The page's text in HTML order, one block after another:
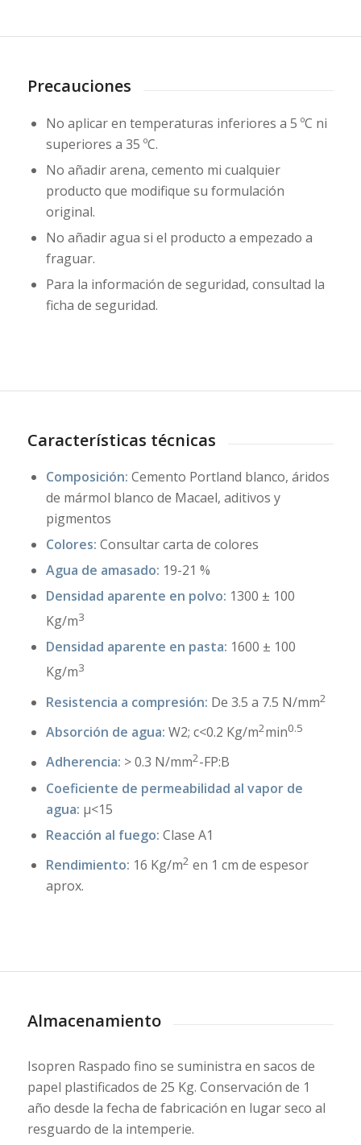
Precauciones
No aplicar en temperaturas inferiores a 5 ºC ni
superiores a 35 ºC.
No añadir arena, cemento mi cualquier
producto que modifique su formulación
original.
No añadir agua si el producto a empezado a
fraguar.
Para la información de seguridad, consultad la
ficha de seguridad.
Características técnicas
Composición: Cemento Portland blanco, áridos
de mármol blanco de Macael, aditivos y
pigmentos
Colores: Consultar carta de colores
Agua de amasado: 19-21 %
Densidad aparente en polvo: 1300 ± 100
Kg/m3
Densidad aparente en pasta: 1600 ± 100
Kg/m3
Resistencia a compresión: De 3.5 a 7.5 N/mm2
Absorción de agua: W2; c<0.2 Kg/m2min0.5
Adherencia: > 0.3 N/mm2-FP:B
Coeficiente de permeabilidad al vapor de
agua: μ<15
Reacción al fuego: Clase A1
Rendimiento: 16 Kg/m2 en 1 cm de espesor
aprox.
Almacenamiento
Isopren Raspado fino se suministra en sacos de
papel plastificados de 25 Kg. Conservación de 1
año desde la fecha de fabricación en lugar seco al
resguardo de la intemperie.